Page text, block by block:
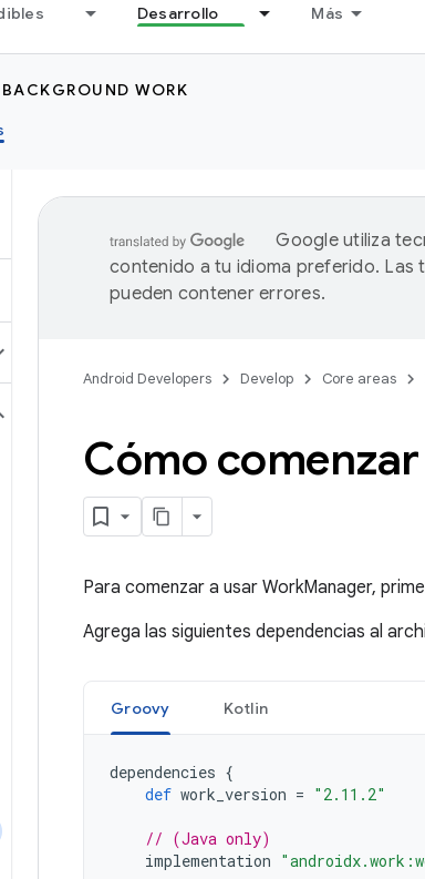
Desarrollo Más
BACKGROUND WORK
Google utiliza
contenido a tu idioma preferido. Las
pueden contener errores.
Android Developers Develop Core areas
Cómo
Para comenzar a usar WorkManager,
Agrega las siguientes dependencias al
Groovy Kotlin
dependencies {
def work_version = "2.11.2"
// (Java only)
implementation